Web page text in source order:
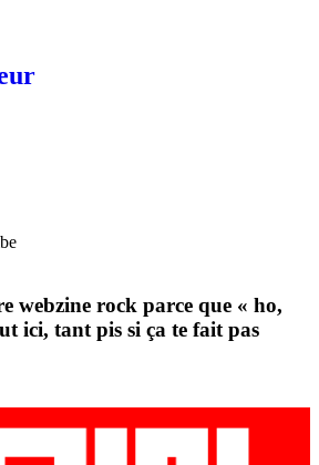
webzine rock parce que « ho,
ici, tant pis si ça te fait pas